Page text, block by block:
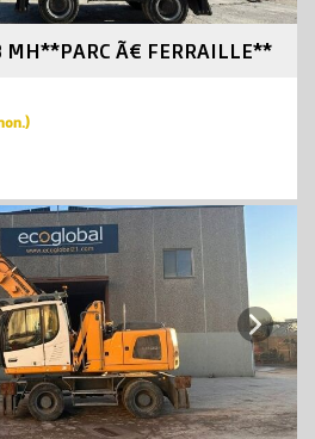
MH**PARC Ã€ FERRAILLE**
Next